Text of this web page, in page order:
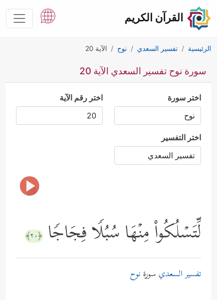
القرآن الكريم
الرئيسية تفسير السعدي نوح الآية 20
سورة نوح تفسير السعدي الآية 20
اختر سورة اختر رقم الآية
اختر التفسير
لِّتَسۡلُكُواْ مِنۡهَا سُبُلࣰا فِجَاجࣰا ﴿٢٠﴾
تفسير السعدي سورة نوح